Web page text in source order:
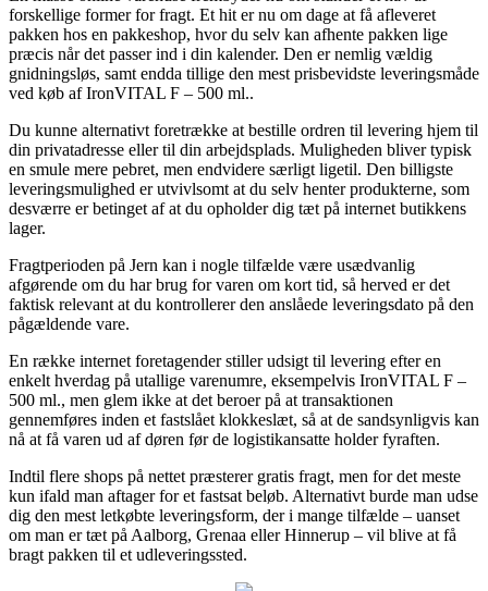
forskellige former for fragt. Et hit er nu om dage at få afleveret
pakken hos en pakkeshop, hvor du selv kan afhente pakken lige
præcis når det passer ind i din kalender. Den er nemlig vældig
gnidningsløs, samt endda tillige den mest prisbevidste leveringsmåde
ved køb af IronVITAL F – 500 ml..
Du kunne alternativt foretrække at bestille ordren til levering hjem til
din privatadresse eller til din arbejdsplads. Muligheden bliver typisk
en smule mere pebret, men endvidere særligt ligetil. Den billigste
leveringsmulighed er utvivlsomt at du selv henter produkterne, som
desværre er betinget af at du opholder dig tæt på internet butikkens
lager.
Fragtperioden på Jern kan i nogle tilfælde være usædvanlig
afgørende om du har brug for varen om kort tid, så herved er det
faktisk relevant at du kontrollerer den anslåede leveringsdato på den
pågældende vare.
En række internet foretagender stiller udsigt til levering efter en
enkelt hverdag på utallige varenumre, eksempelvis IronVITAL F –
500 ml., men glem ikke at det beroer på at transaktionen
gennemføres inden et fastslået klokkeslæt, så at de sandsynligvis kan
nå at få varen ud af døren før de logistikansatte holder fyraften.
Indtil flere shops på nettet præsterer gratis fragt, men for det meste
kun ifald man aftager for et fastsat beløb. Alternativt burde man udse
dig den mest letkøbte leveringsform, der i mange tilfælde – uanset
om man er tæt på Aalborg, Grenaa eller Hinnerup – vil blive at få
bragt pakken til et udleveringssted.